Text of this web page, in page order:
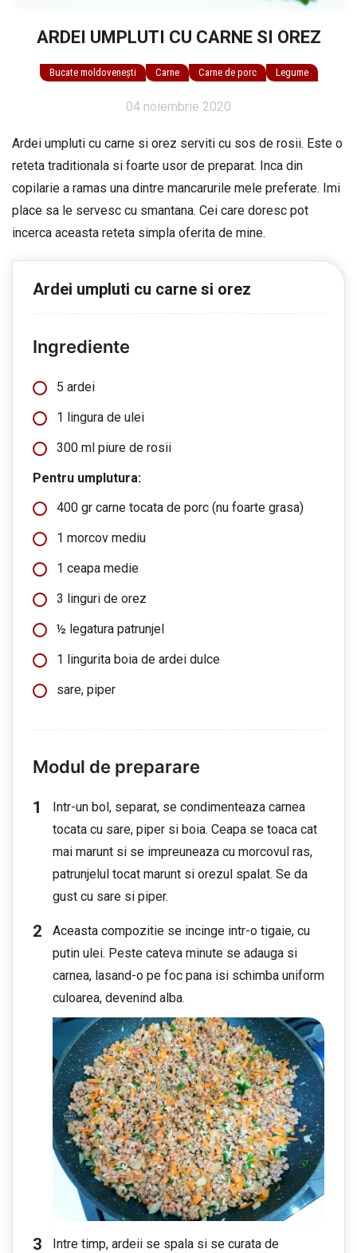
ARDEI UMPLUTI CU CARNE SI OREZ
Bucate moldovenești Carne Carne de porc Legume
04 noiembrie 2020
Ardei umpluti cu carne si orez serviti cu sos de rosii. Este o
reteta traditionala si foarte usor de preparat. Inca din
copilarie a ramas una dintre mancarurile mele preferate. Imi
place sa le servesc cu smantana. Cei care doresc pot
incerca aceasta reteta simpla oferita de mine.
Ardei umpluti cu carne si orez
Ingrediente
5 ardei
1 lingura de ulei
300 ml piure de rosii
Pentru umplutura:
400 gr carne tocata de porc (nu foarte grasa)
1 morcov mediu
1 ceapa medie
3 linguri de orez
½ legatura patrunjel
1 lingurita boia de ardei dulce
sare, piper
Modul de preparare
Intr-un bol, separat, se condimenteaza carnea
tocata cu sare, piper si boia. Ceapa se toaca cat
mai marunt si se impreuneaza cu morcovul ras,
patrunjelul tocat marunt si orezul spalat. Se da
gust cu sare si piper.
Aceasta compozitie se incinge intr-o tigaie, cu
putin ulei. Peste cateva minute se adauga si
carnea, lasand-o pe foc pana isi schimba uniform
culoarea, devenind alba.
Intre timp, ardeii se spala si se curata de